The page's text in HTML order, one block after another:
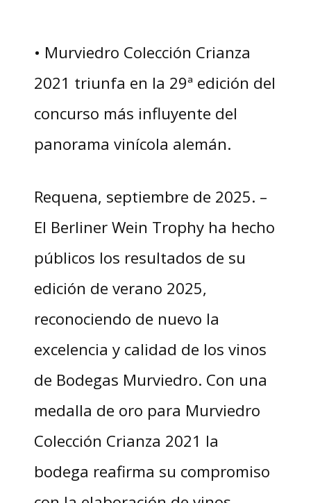
• Murviedro Colección Crianza
2021 triunfa en la 29ª edición del
concurso más influyente del
panorama vinícola alemán.
Requena, septiembre de 2025. –
El Berliner Wein Trophy ha hecho
públicos los resultados de su
edición de verano 2025,
reconociendo de nuevo la
excelencia y calidad de los vinos
de Bodegas Murviedro. Con una
medalla de oro para Murviedro
Colección Crianza 2021 la
bodega reafirma su compromiso